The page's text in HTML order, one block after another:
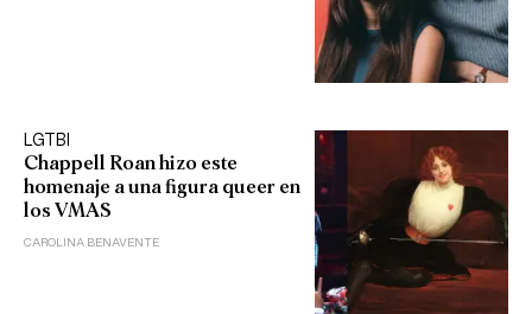
LGTBI
Chappell Roan hizo este
homenaje a una figura queer en
los VMAS
CAROLINA BENAVENTE